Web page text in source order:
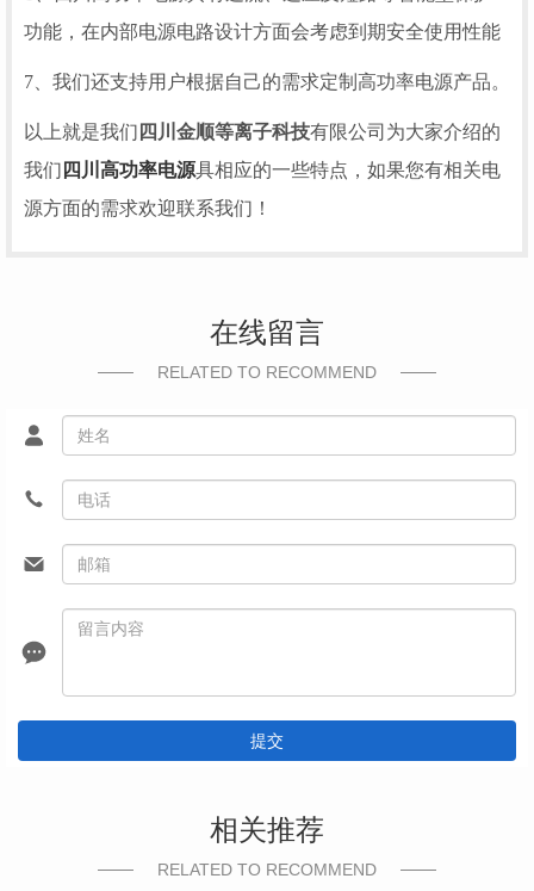
功能，在内部电源电路设计方面会考虑到期安全使用性能
7、我们还支持用户根据自己的需求定制高功率电源产品。
以上就是我们 四川金顺等离子科技有限公司为大家介绍的
我们 四川高功率电源具相应的一些特点，如果您有相关电
源方面的需求欢迎联系我们！
在线留言
RELATED TO RECOMMEND
提交
相关推荐
RELATED TO RECOMMEND